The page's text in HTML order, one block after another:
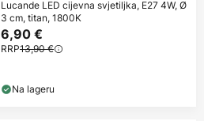
Lucande LED cijevna svjetiljka, E27 4W, Ø
3 cm, titan, 1800K
6,90 €
RRP13,90 €
Na lageru